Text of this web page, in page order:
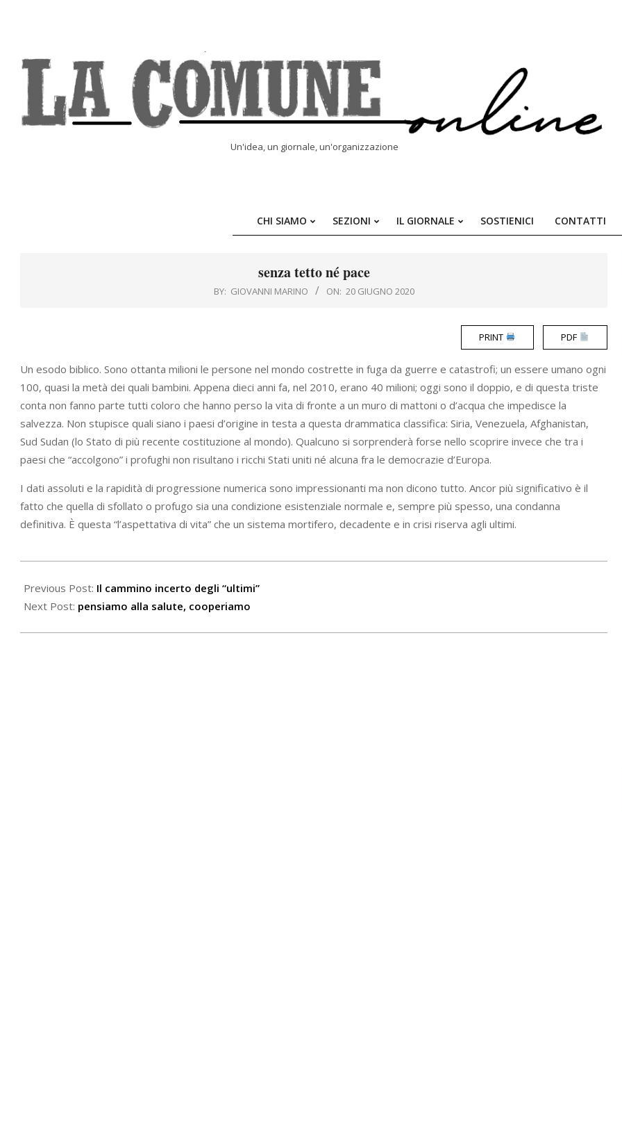
Un'idea, un giornale, un'organizzazione
Primary
CHI SIAMO SEZIONI IL GIORNALE SOSTIENICI CONTATTI
senza tetto né pace
BY: GIOVANNI MARINO ON: 20 GIUGNO 2020
PRINT PDF
Un esodo biblico. Sono ottanta milioni le persone nel mondo costrette in fuga da guerre e catastrofi; un essere umano ogni
100, quasi la metà dei quali bambini. Appena dieci anni fa, nel 2010, erano 40 milioni; oggi sono il doppio, e di questa triste
conta non fanno parte tutti coloro che hanno perso la vita di fronte a un muro di mattoni o d’acqua che impedisce la
salvezza. Non stupisce quali siano i paesi d’origine in testa a questa drammatica classifica: Siria, Venezuela, Afghanistan,
Sud Sudan (lo Stato di più recente costituzione al mondo). Qualcuno si sorprenderà forse nello scoprire invece che tra i
paesi che “accolgono” i profughi non risultano i ricchi Stati uniti né alcuna fra le democrazie d’Europa.
I dati assoluti e la rapidità di progressione numerica sono impressionanti ma non dicono tutto. Ancor più significativo è il
fatto che quella di sfollato o profugo sia una condizione esistenziale normale e, sempre più spesso, una condanna
definitiva. È questa “l’aspettativa di vita” che un sistema mortifero, decadente e in crisi riserva agli ultimi.
06-
20
Previous Post: Il cammino incerto degli “ultimi”
Next Post: pensiamo alla salute, cooperiamo